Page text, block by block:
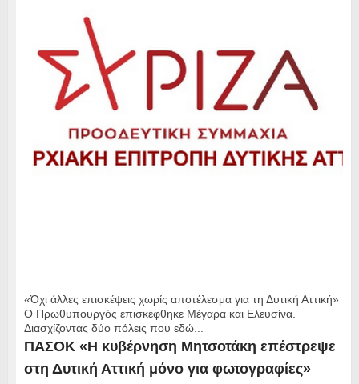
«Όχι άλλες επισκέψεις χωρίς αποτέλεσμα για τη Δυτική Αττική»
Ο Πρωθυπουργός επισκέφθηκε Μέγαρα και Ελευσίνα.
Διασχίζοντας δύο πόλεις που εδώ...
ΠΑΣΟΚ «Η κυβέρνηση Μητσοτάκη επέστρεψε
στη Δυτική Αττική μόνο για φωτογραφίες»